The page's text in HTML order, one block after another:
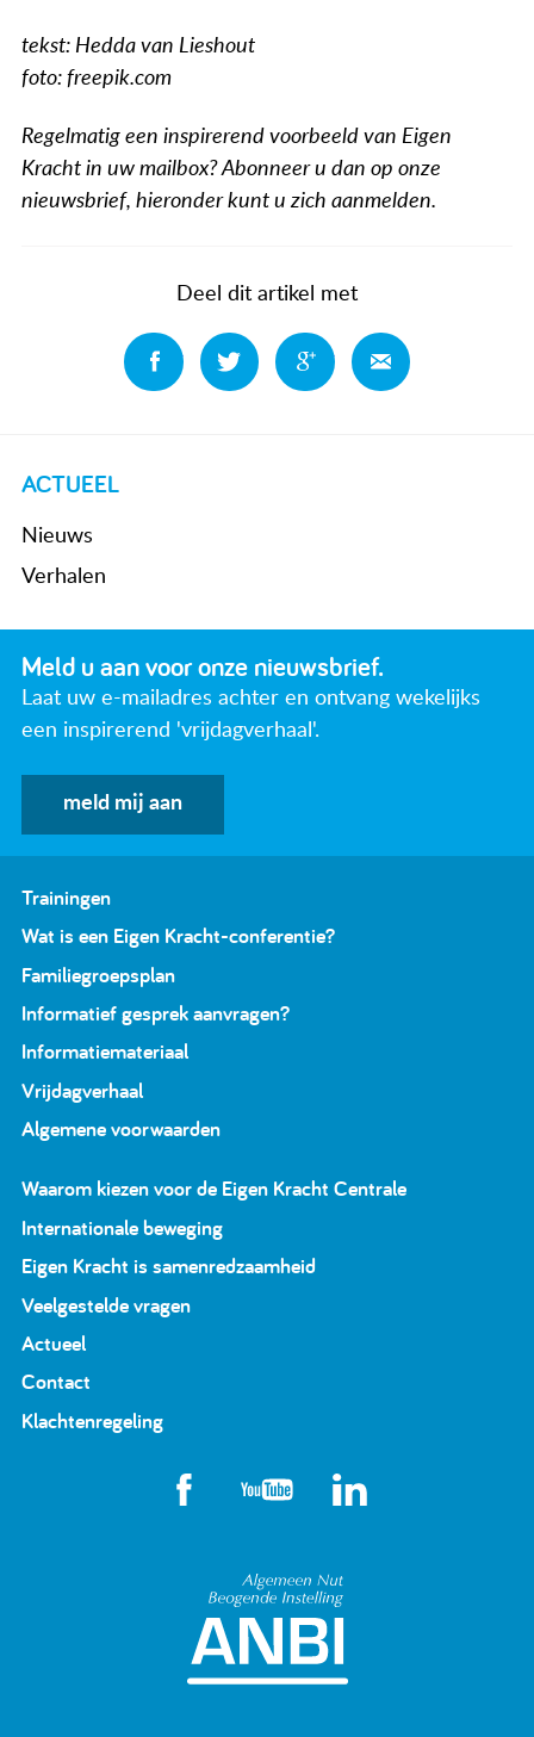
ACTUEEL
Nieuws
Verhalen
tekst: Hedda van Lieshout
foto: freepik.com
Regelmatig een inspirerend voorbeeld van Eigen
Kracht in uw mailbox? Abonneer u dan op onze
nieuwsbrief, hieronder kunt u zich aanmelden.
Deel dit artikel met
Deel Deel Deel
Meld u aan voor onze nieuwsbrief.
Laat uw e-mailadres achter en ontvang wekelijks
een inspirerend 'vrijdagverhaal'.
meld mij aan
Trainingen
Wat is een Eigen Kracht-conferentie?
Familiegroepsplan
Informatief gesprek aanvragen?
Informatiemateriaal
Vrijdagverhaal
Algemene voorwaarden
Waarom kiezen voor de Eigen Kracht Centrale
Internationale beweging
Eigen Kracht is samenredzaamheid
Veelgestelde vragen
Actueel
Contact
Klachtenregeling